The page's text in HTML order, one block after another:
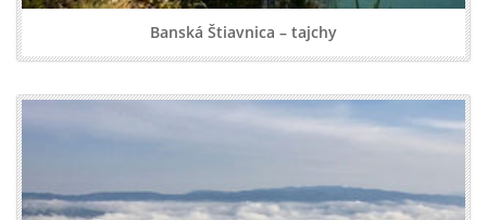
Banská Štiavnica – tajchy